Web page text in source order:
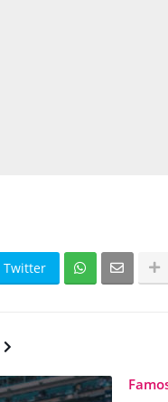
Twitter